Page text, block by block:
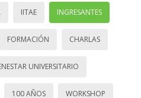
IITAE INGRESANTES
FORMACIÓN CHARLAS
UNIVERSITARIO
100 AÑOS WORKSHOP